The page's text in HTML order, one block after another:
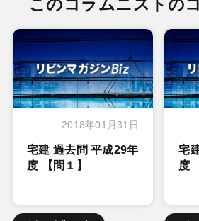
このコラムニストの
2018年01月31日
宅建 過去問 平成29年
度 【問１】
宅
度